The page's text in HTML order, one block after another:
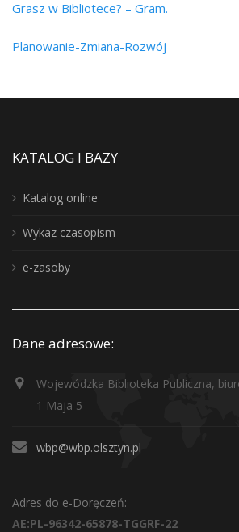
Grasz w Bibliotece? – Gram.
Planowanie-Zmiana-Rozwój
KATALOG I BAZY
Katalog online
Wykaz czasopism
e-zasoby
Dane adresowe:
Wojewódzka Biblioteka Publiczna,
1 Maja 5
wbp@wbp.olsztyn.pl
Adres do e-Doręczeń:
AE:PL-96342-65878-TGGRF-22